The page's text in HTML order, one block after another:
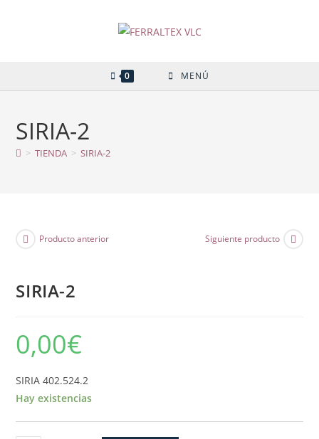
0 MENÚ
SIRIA-2
> TIENDA > SIRIA-2
Producto anterior Siguiente producto
SIRIA-2
0,00€
SIRIA 402.524.2
Hay existencias